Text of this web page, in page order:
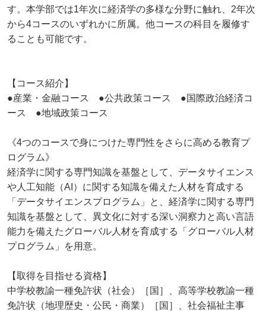
す。本学部では1年次に経済学の多様な分野に触れ、2年次
から4コースのいずれかに所属。他コースの科目を履修す
ることも可能です。
【コース紹介】
●産業・金融コース ●公共政策コース ●国際政治経済コ
ース ●地域政策コース
《4つのコースで身につけた専門性をさらに高める教育プ
ログラム》
経済学に関する専門知識を基盤として、データサイエンス
や人工知能（AI）に関する知識を備えた人材を育成する
「データサイエンスプログラム」と、経済学に関する専門
知識を基盤として、異文化に対する深い洞察力と高い言語
能力を備えたグローバル人材を育成する「グローバル人材
プログラム」を用意。
【取得を目指せる資格】
中学校教諭一種免許状（社会）［国］、高等学校教諭一種
免許状（地理歴史・公民・商業）［国］、社会福祉主事